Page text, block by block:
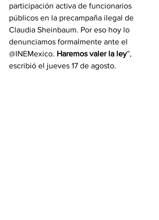
participación activa de funcionarios
públicos en la precampaña ilegal de
Claudia Sheinbaum. Por eso hoy lo
denunciamos formalmente ante el
@INEMexico. Haremos valer la ley”,
escribió el jueves 17 de agosto.